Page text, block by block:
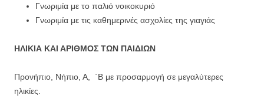
Γνωριμία με το παλιό νοικοκυριό
Γνωριμία με τις καθημερινές ασχολίες της γιαγιάς
ΗΛΙΚΙΑ ΚΑΙ ΑΡΙΘΜΟΣ ΤΩΝ ΠΑΙΔΙΩΝ
Προνήπιο, Νήπιο, Α, ΄Β με προσαρμογή σε μεγαλύτερες
ηλικίες.